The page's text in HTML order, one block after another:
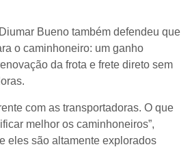
Bueno também defendeu que
o caminhoneiro: um ganho
da frota e frete direto sem
com as transportadoras. O que
melhor os caminhoneiros”,
eles são altamente explorados